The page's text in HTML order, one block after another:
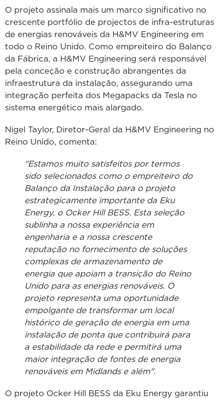
O projeto assinala mais um marco significativo no
crescente portfólio de projectos de infra-estruturas
de energias renováveis da H&MV Engineering em
todo o Reino Unido. Como empreiteiro do Balanço
da Fábrica, a H&MV Engineering será responsável
pela conceção e construção abrangentes da
infraestrutura da instalação, assegurando uma
integração perfeita dos Megapacks da Tesla no
sistema energético mais alargado.
Nigel Taylor, Diretor-Geral da H&MV Engineering no
Reino Unido, comenta:
"Estamos muito satisfeitos por termos
sido selecionados como o empreiteiro do
Balanço da Instalação para o projeto
estrategicamente importante da Eku
Energy, o Ocker Hill BESS. Esta seleção
sublinha a nossa experiência em
engenharia e a nossa crescente
reputação no fornecimento de soluções
complexas de armazenamento de
energia que apoiam a transição do Reino
Unido para as energias renováveis. O
projeto representa uma oportunidade
empolgante de transformar um local
histórico de geração de energia em uma
instalação de ponta que contribuirá para
a estabilidade da rede e permitirá uma
maior integração de fontes de energia
renováveis em Midlands e além".
O projeto Ocker Hill BESS da Eku Energy garantiu